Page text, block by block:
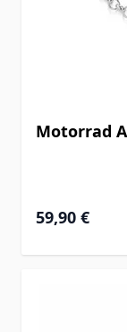
Motorrad
59,90 €